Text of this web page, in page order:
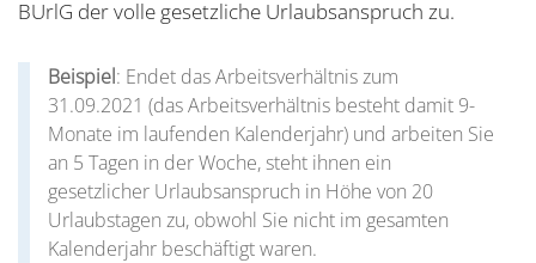
BUrlG der volle gesetzliche Urlaubsanspruch zu.
Beispiel: Endet das Arbeitsverhältnis zum
31.09.2021 (das Arbeitsverhältnis besteht damit 9-
Monate im laufenden Kalenderjahr) und arbeiten Sie
an 5 Tagen in der Woche, steht ihnen ein
gesetzlicher Urlaubsanspruch in Höhe von 20
Urlaubstagen zu, obwohl Sie nicht im gesamten
Kalenderjahr beschäftigt waren.